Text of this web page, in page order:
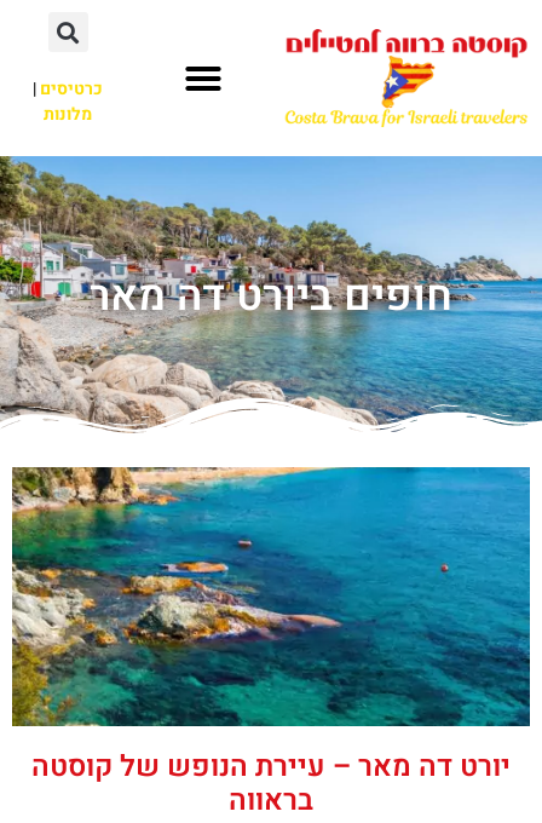
כרטיסים|
מלונות
חופים ביורט דה מאר
יורט דה מאר – עיירת הנופש של קוסטה
בראווה